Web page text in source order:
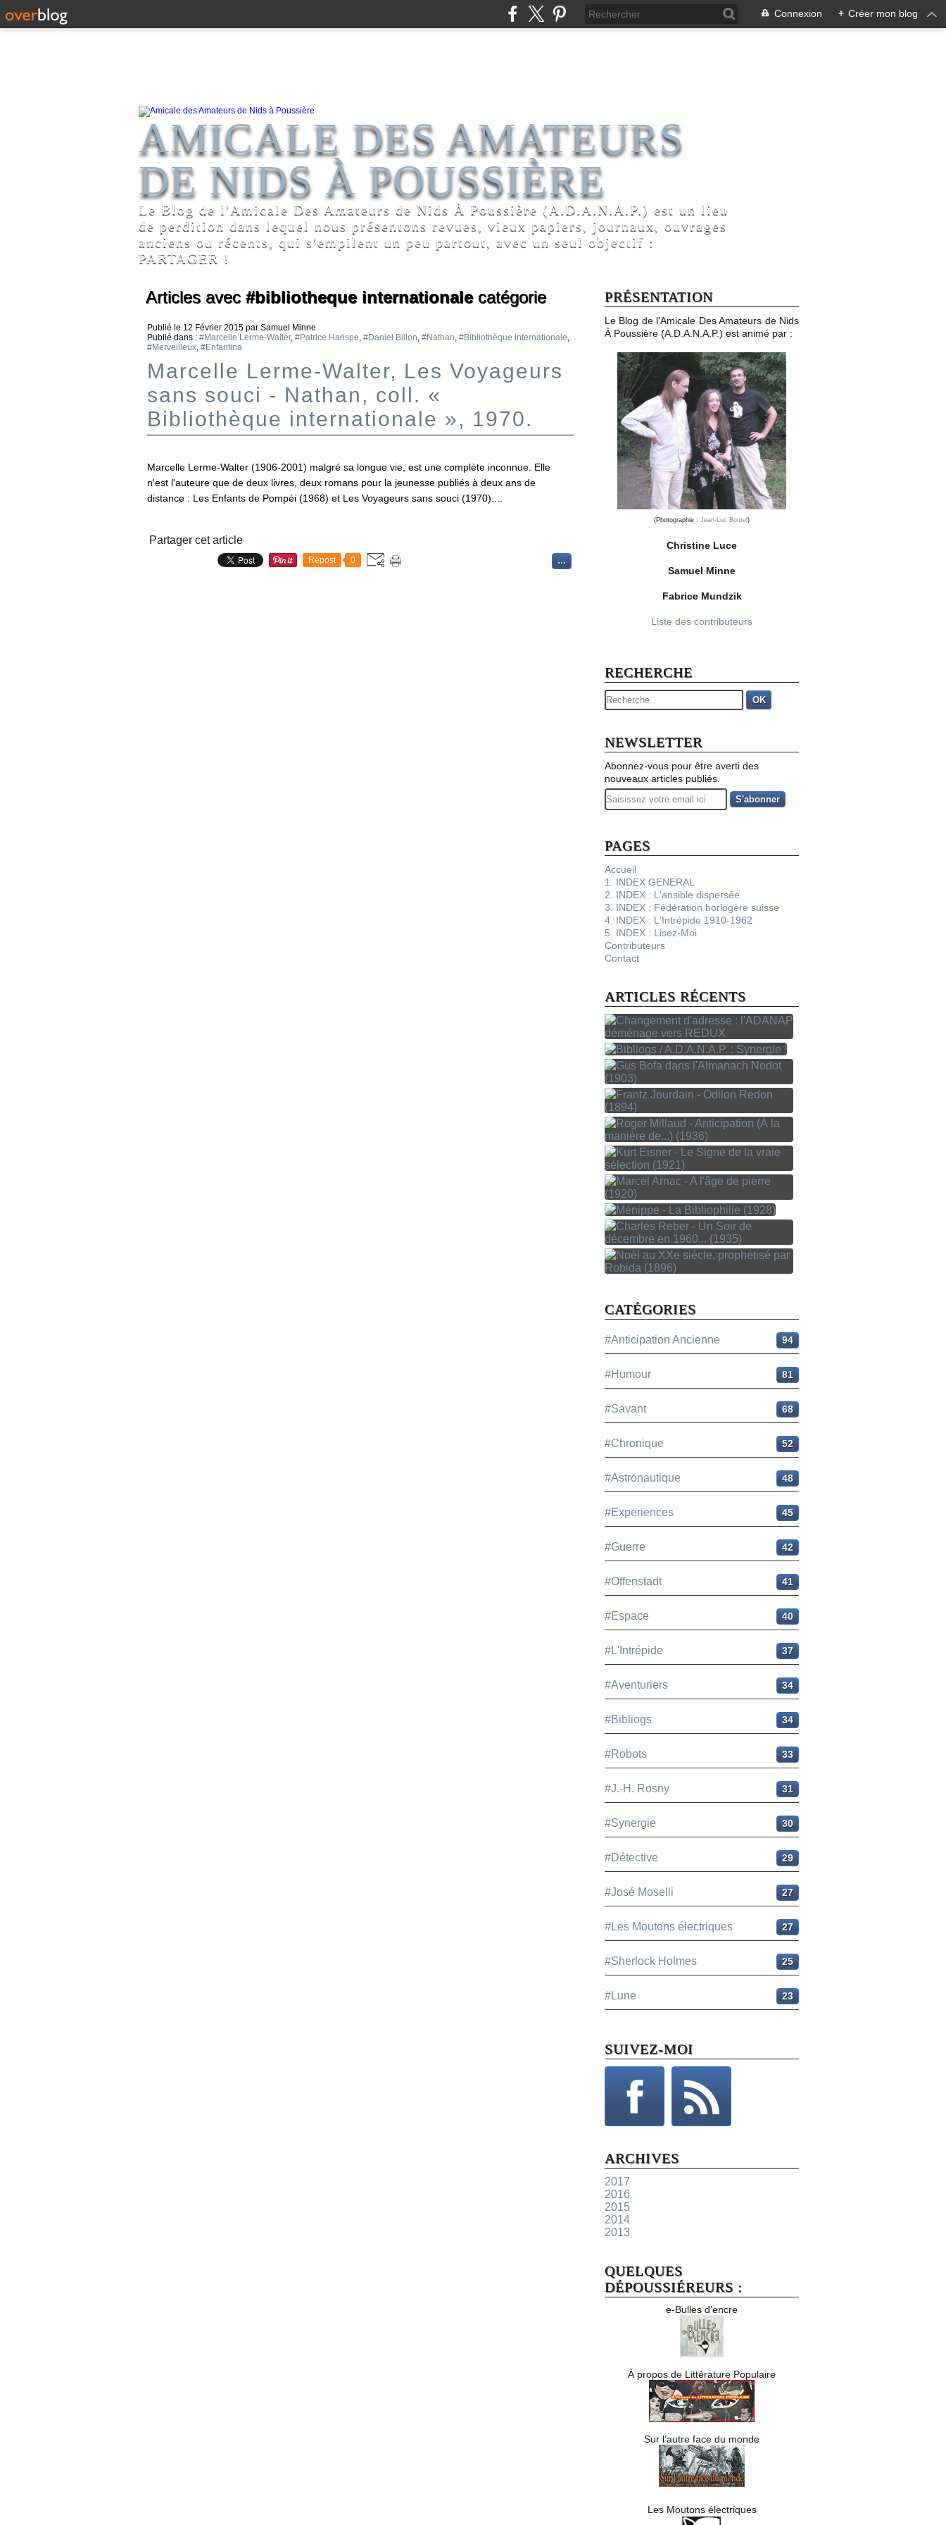
Connexion + Créer mon blog
AMICALE DES AMATEURS
DE NIDS À POUSSIÈRE
Le Blog de l'Amicale Des Amateurs de Nids À Poussière (A.D.A.N.A.P.) est un lieu
de perdition dans lequel nous présentons revues, vieux papiers, journaux, ouvrages
anciens ou récents, qui s'empilent un peu partout, avec un seul objectif :
PARTAGER !
Articles avec #bibliotheque internationalecatégorie
Publié le 12 Février 2015 par Samuel Minne
Publié dans : #Marcelle Lerme-Walter, #Patrice Harispe, #Daniel Billon, #Nathan, #Bibliothèque internationale,
#Merveilleux, #Enfantina
Marcelle Lerme-Walter, Les Voyageurs
sans souci - Nathan, coll. «
Bibliothèque internationale », 1970.
Marcelle Lerme-Walter (1906-2001) malgré sa longue vie, est une complète inconnue. Elle
n'est l'auteure que de deux livres, deux romans pour la jeunesse publiés à deux ans de
distance : Les Enfants de Pompéi (1968) et Les Voyageurs sans souci (1970)....
Partager cet article
Repost 0 …
PRÉSENTATION
Le Blog de l'Amicale Des Amateurs de Nids
À Poussière (A.D.A.N.A.P.) est animé par :
(Photographie : Jean-Luc Boutel )
Christine Luce
Samuel Minne
Fabrice Mundzik
Liste des contributeurs
RECHERCHE
OK
NEWSLETTER
Abonnez-vous pour être averti des
nouveaux articles publiés.
Email
PAGES
Accueil
1. INDEX GENERAL
2. INDEX : L'ansible dispersée
3. INDEX : Fédération horlogère suisse
4. INDEX : L'Intrépide 1910-1962
5. INDEX : Lisez-Moi
Contributeurs
Contact
ARTICLES RÉCENTS
CATÉGORIES
#Anticipation Ancienne 94
#Humour 81
#Savant 68
#Chronique 52
#Astronautique 48
#Experiences 45
#Guerre 42
#Offenstadt 41
#Espace 40
#L'Intrépide 37
#Aventuriers 34
#Bibliogs 34
#Robots 33
#J.-H. Rosny 31
#Synergie 30
#Détective 29
#José Moselli 27
#Les Moutons électriques 27
#Sherlock Holmes 25
#Lune 23
SUIVEZ-MOI
ARCHIVES
2017
2016
2015
2014
2013
QUELQUES
DÉPOUSSIÉREURS :
e-Bulles d’encre
À propos de Littérature Populaire
Sur l’autre face du monde
Les Moutons électriques